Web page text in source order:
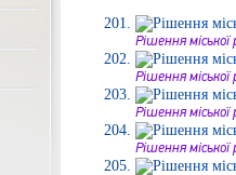
Рішення міської
Рішення міської
Рішення міської
Рішення міської